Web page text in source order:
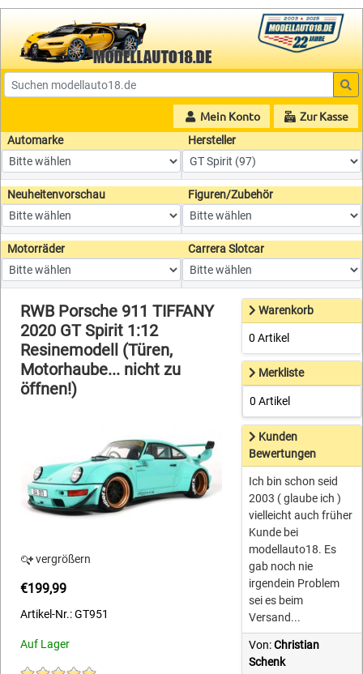
Mein Konto Zur Kasse
Automarke Hersteller
Neuheitenvorschau Figuren/Zubehör
Motorräder Carrera Slotcar
RWB Porsche 911 TIFFANY
2020 GT Spirit 1:12
Resinemodell (Türen,
Motorhaube... nicht zu
öffnen!)
vergrößern
€199,99
Artikel-Nr.: GT951
Auf Lager
Warenkorb
0 Artikel
Merkliste
0 Artikel
Kunden
Bewertungen
Ich bin schon seid
2003 ( glaube ich )
vielleicht auch früher
Kunde bei
modellauto18. Es
gab noch nie
irgendein Problem
sei es beim
Versand...
Von:Christian
Schenk